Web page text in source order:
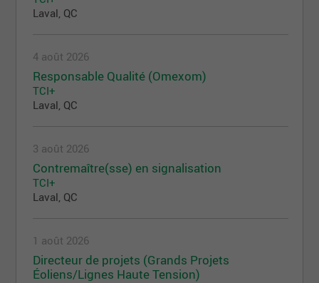
Laval, QC
4 août 2026
Responsable Qualité (Omexom)
TCI+
Laval, QC
3 août 2026
Contremaître(sse) en signalisation
TCI+
Laval, QC
1 août 2026
Directeur de projets (Grands Projets
Éoliens/Lignes Haute Tension)